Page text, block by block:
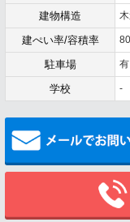
建物構造
建ぺい率/容積率
駐車場 有
学校 -